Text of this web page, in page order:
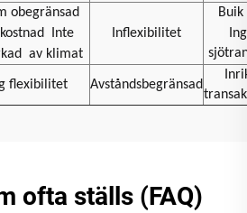
obegränsad
Inte
av klimat
Inflexibilitet
flexibilitet Avståndsbegränsad
ofta ställs (FAQ)